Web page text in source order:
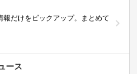
報だけをピックアップ。まとめて
ース